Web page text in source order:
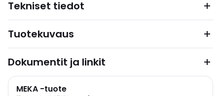
Tekniset tiedot
Tuotekuvaus
Dokumentit ja linkit
MEKA -tuote